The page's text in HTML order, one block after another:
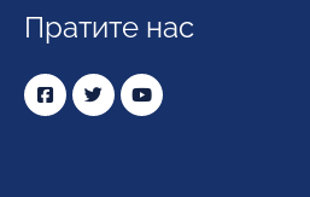
Пратите нас